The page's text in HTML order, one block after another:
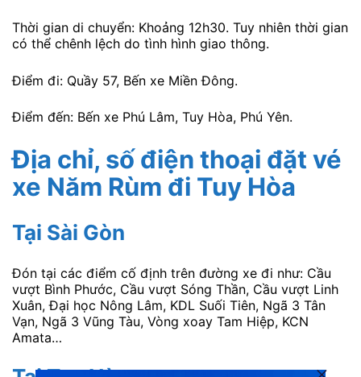
Thời gian di chuyển: Khoảng 12h30. Tuy nhiên thời gian
có thể chênh lệch do tình hình giao thông.
Điểm đi: Quầy 57, Bến xe Miền Đông.
Điểm đến: Bến xe Phú Lâm, Tuy Hòa, Phú Yên.
Địa chỉ, số điện thoại đặt vé
xe Năm Rùm đi Tuy Hòa
Tại Sài Gòn
Đón tại các điểm cố định trên đường xe đi như: Cầu
vượt Bình Phước, Cầu vượt Sóng Thần, Cầu vượt Linh
Xuân, Đại học Nông Lâm, KDL Suối Tiên, Ngã 3 Tân
Vạn, Ngã 3 Vũng Tàu, Vòng xoay Tam Hiệp, KCN
Amata…